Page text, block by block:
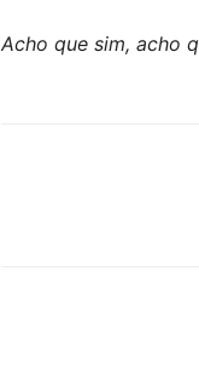
Acho que sim, acho